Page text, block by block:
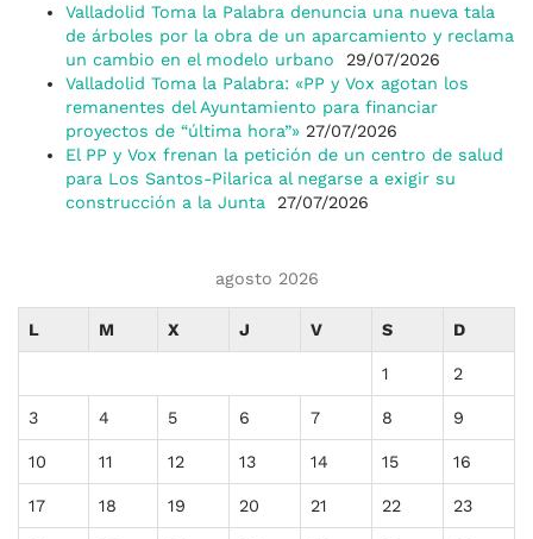
Valladolid Toma la Palabra denuncia una nueva tala
de árboles por la obra de un aparcamiento y reclama
un cambio en el modelo urbano
29/07/2026
Valladolid Toma la Palabra: «PP y Vox agotan los
remanentes del Ayuntamiento para financiar
proyectos de “última hora”» 27/07/2026
El PP y Vox frenan la petición de un centro de salud
para Los Santos-Pilarica al negarse a exigir su
construcción a la Junta
27/07/2026
agosto 2026
L M X J V S D
1 2
3 4 5 6 7 8 9
10 11 12 13 14 15 16
17 18 19 20 21 22 23